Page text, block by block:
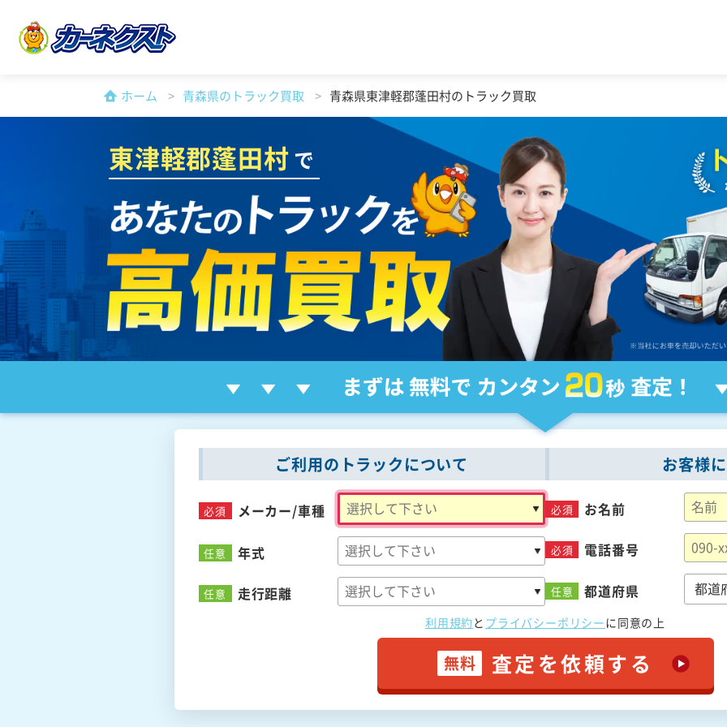
ホーム 青森県のトラック買取 青森県東津軽郡蓬田村のトラック買取
東津軽郡蓬田村で
ご利用のトラックについて
必須 メーカー/車種
任意 年式
任意 走行距離
お客様
必須 お名前
必須 電話番号
任意 都道府県
利用規約 と プライバシーポリシーに同意の上
無料 査定を依頼する